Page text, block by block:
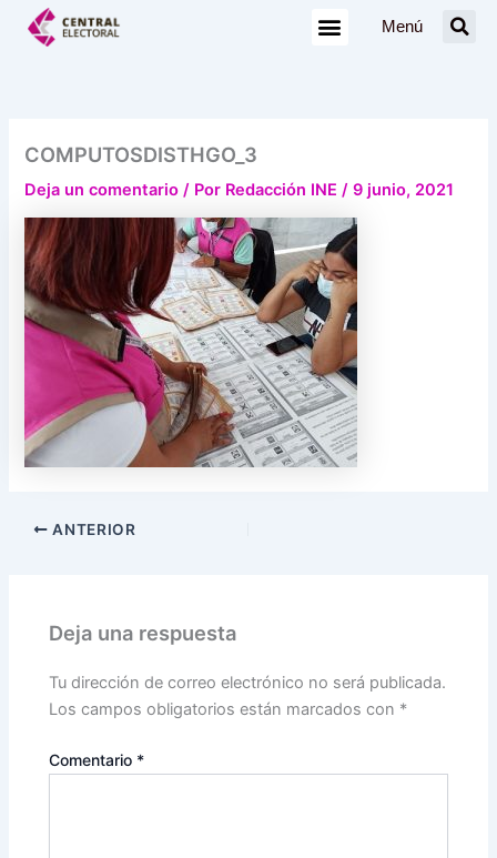
Menú
COMPUTOSDISTHGO_3
Deja un comentario / Por Redacción INE/9 junio, 2021
ANTERIOR
Deja una respuesta
Tu dirección de correo electrónico no será publicada.
Los campos obligatorios están marcados con *
Comentario *